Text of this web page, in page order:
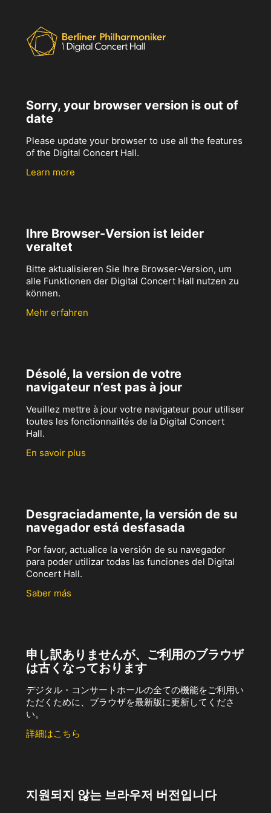
Sorry, your browser version is out of
date
Please update your browser to use all the features
of the Digital Concert Hall.
Learn more
Ihre Browser-Version ist leider
veraltet
Bitte aktualisieren Sie Ihre Browser-Version, um
alle Funktionen der Digital Concert Hall nutzen zu
können.
Mehr erfahren
Désolé, la version de votre
navigateur n’est pas à jour
Veuillez mettre à jour votre navigateur pour utiliser
toutes les fonctionnalités de la Digital Concert
Hall.
En savoir plus
Desgraciadamente, la versión de su
navegador está desfasada
Por favor, actualice la versión de su navegador
para poder utilizar todas las funciones del Digital
Concert Hall.
Saber más
申し訳ありませんが、ご利用のブラウザ
は古くなっております
デジタル・コンサートホールの全ての機能をご利用い
ただくために、ブラウザを最新版に更新してくださ
い。
詳細はこちら
지원되지 않는 브라우저 버전입니다